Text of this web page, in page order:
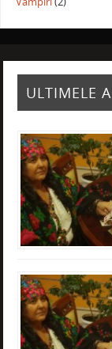
ULTIMELE